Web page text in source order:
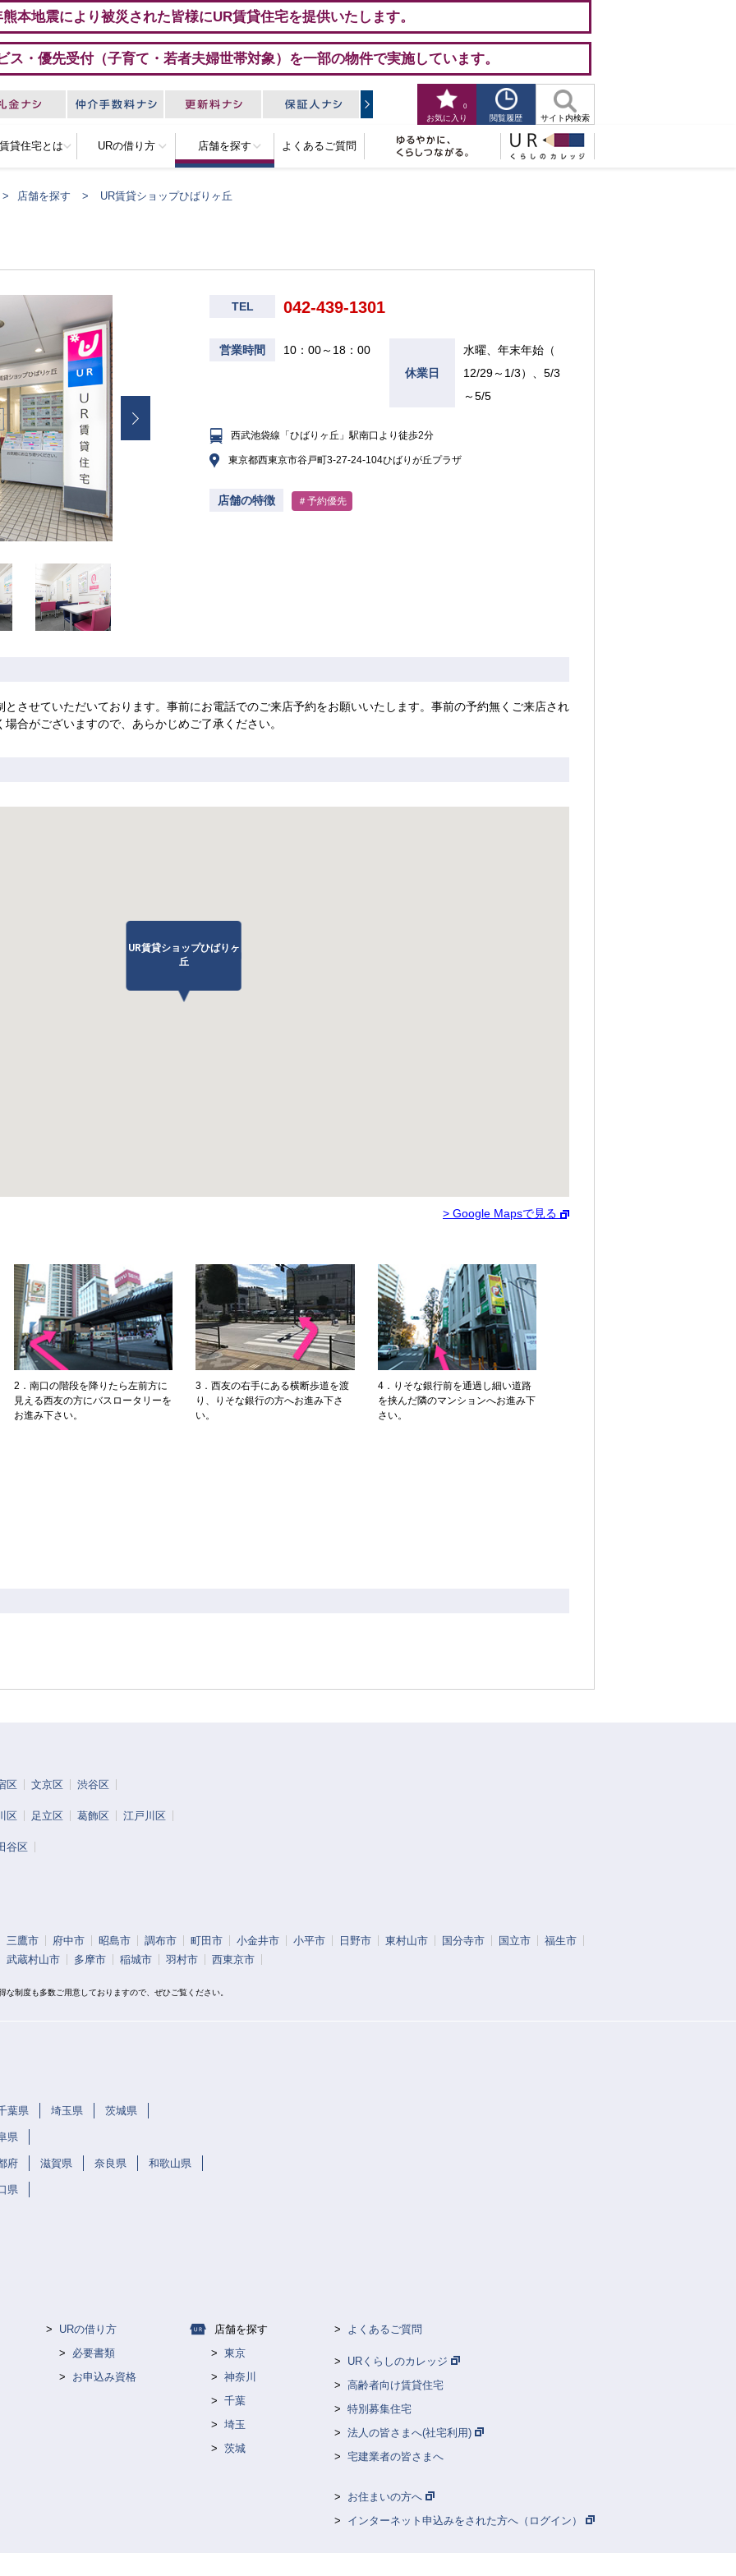
本地震により被災された皆様にUR賃貸住宅を提供いたします。
ス・優先受付（子育て・若者夫婦世帯対象）を一部の物件で実施しています。
お気に入り
0
閲覧履歴 サイト内検索
貸住宅とは URの借り方 店舗を探す よくあるご質問
店舗を探す UR賃貸ショップひばりヶ丘
TEL 042-439-1301
営業時間
10：00～18：00
休業日
水曜、年末年始（
12/29～1/3）、5/3
～5/5
西武池袋線「ひばりヶ丘」駅南口より徒歩2分
東京都西東京市谷戸町3-27-24-104ひばりが丘プラザ
店舗の特徴 ＃予約優先
させていただいております。事前にお電話でのご来店予約をお願いいたします。事前の予約無くご来店され
合がございますので、あらかじめご了承ください。
UR賃貸ショップひばりヶ
丘
> Google Mapsで見る
2．南口の階段を降りたら左前方に
見える西友の方にバスロータリーを
お進み下さい。
3．西友の右手にある横断歩道を渡
り、りそな銀行の方へお進み下さ
い。
4．りそな銀行前を通過し細い道路
を挟んだ隣のマンションへお進み下
さい。
区 文京区 渋谷区
区 足立区 葛飾区 江戸川区
谷区
三鷹市 府中市 昭島市 調布市 町田市 小金井市 小平市 日野市 東村山市 国分寺市 国立市
福生市
武蔵村山市
多摩市 稲城市 羽村市 西東京市
制度も多数ご用意しておりますので、ぜひご覧ください。
葉県 埼玉県 茨城県
県
府 滋賀県 奈良県 和歌山県
県
URの借り方
必要書類
お申込み資格
店舗を探す
東京
神奈川
千葉
埼玉
茨城
よくあるご質問
URくらしのカレッジ
高齢者向け賃貸住宅
特別募集住宅
法人の皆さまへ(社宅利用)
宅建業者の皆さまへ
お住まいの方へ
インターネット申込みをされた方へ（ログイン）